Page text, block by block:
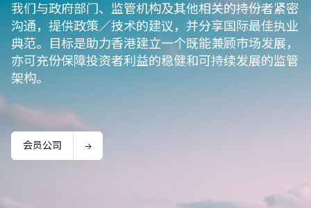
我们与政府部门、监管机构及其他相关的持份者紧密
沟通，提供政策／技术的建议，并分享国际最佳执业
典范。目标是助力香港建立一个既能兼顾市场发展，
亦可充份保障投资者利益的稳健和可持续发展的监管
架构。
会员公司